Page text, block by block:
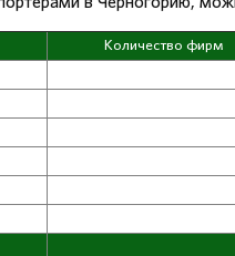
Количество фирм